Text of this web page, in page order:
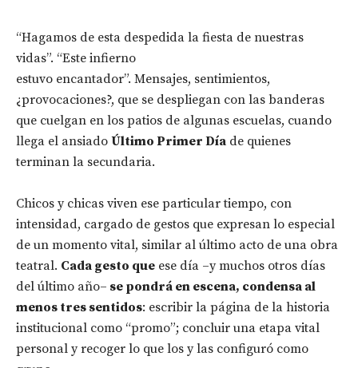
“Hagamos de esta despedida la fiesta de nuestras
vidas”. “Este infierno
estuvo encantador”. Mensajes, sentimientos,
¿provocaciones?, que se despliegan con las banderas
que cuelgan en los patios de algunas escuelas, cuando
llega el ansiado Último Primer Día de quienes
terminan la secundaria.
Chicos y chicas viven ese particular tiempo, con
intensidad, cargado de gestos que expresan lo especial
de un momento vital, similar al último acto de una obra
teatral. Cada gesto que ese día –y muchos otros días
del último año– se pondrá en escena, condensa al
menos tres sentidos: escribir la página de la historia
institucional como “promo”; concluir una etapa vital
personal y recoger lo que los y las configuró como